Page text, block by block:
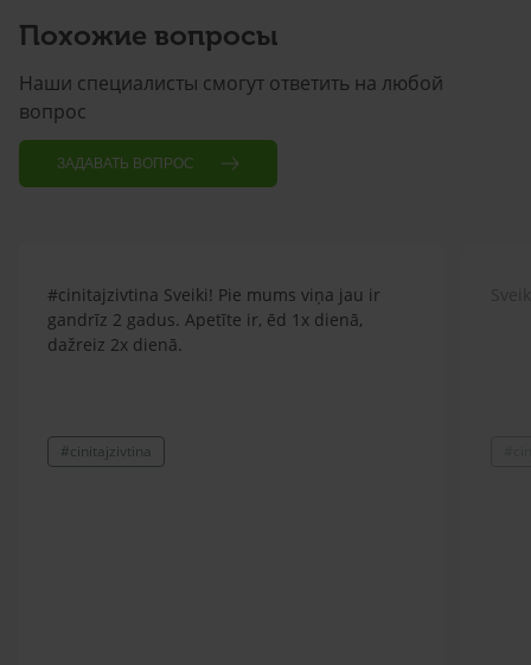
Похожие вопросы
Наши специалисты смогут ответить на любой
вопрос
ЗАДАВАТЬ ВОПРОС
#cinitajzivtina Sveiki! Pie mums viņa jau ir
gandrīz 2 gadus. Apetīte ir, ēd 1x dienā,
dažreiz 2x dienā.
#cinitajzivtina